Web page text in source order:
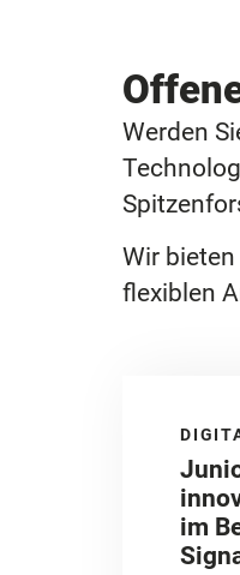
Werden
Wir
flexiblen
im